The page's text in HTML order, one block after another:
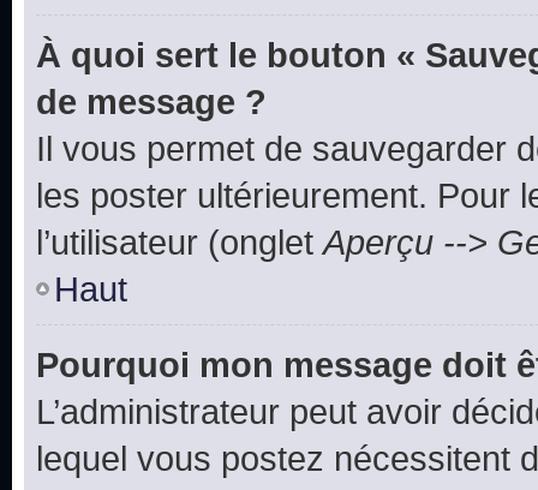
À quoi sert le bouton «
de message ?
Il vous permet de sauvegarder
les poster ultérieurement. Pour
l’utilisateur (ongletAperçu -->
Haut
Pourquoi mon message doit
L’administrateur peut avoir
lequel vous postez nécessitent